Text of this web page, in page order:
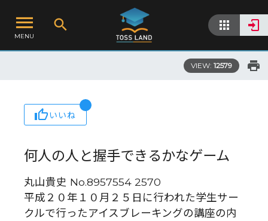
MENU
VIEW: 12579
いいね
何人の人と握手できるかなゲーム
丸山貴史 No.8957554 2570
平成２０年１０月２５日に行われた学生サー
クルで行ったアイスブレーキングの講座の内